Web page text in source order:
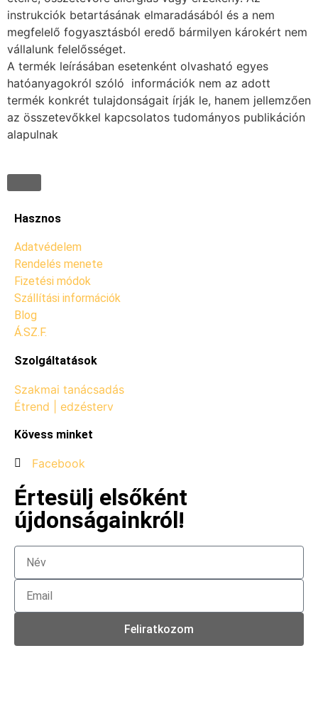
instrukciók betartásának elmaradásából és a nem
megfelelő fogyasztásból eredő bármilyen károkért nem
vállalunk felelősséget.
A termék leírásában esetenként olvasható egyes
hatóanyagokról szóló információk nem az adott
termék konkrét tulajdonságait írják le, hanem jellemzően
az összetevőkkel kapcsolatos tudományos publikáción
alapulnak
Hasznos
Adatvédelem
Rendelés menete
Fizetési módok
Szállítási információk
Blog
Á.SZ.F.
Szolgáltatások
Szakmai tanácsadás
Étrend | edzésterv
Kövess minket
Facebook
Értesülj elsőként
újdonságainkról!
Feliratkozom